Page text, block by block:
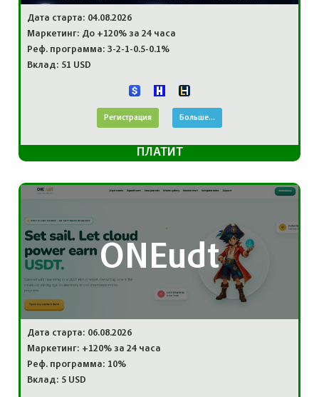
Дата старта: 04.08.2026
Маркетинг: До +120% за 24 часа
Реф. программа: 3-2-1-0.5-0.1%
Вклад: 51 USD
Регистрация Больше...
ПЛАТИТ
ONEudt
Дата старта: 06.08.2026
Маркетинг: +120% за 24 часа
Реф. программа: 10%
Вклад: 5 USD